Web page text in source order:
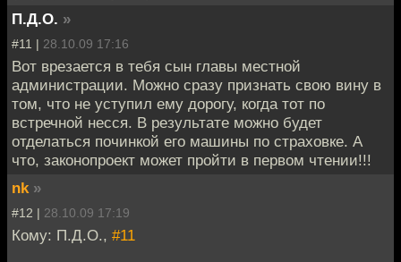
П.Д.О. »
#11 | 28.10.09 17:16
Вот врезается в тебя сын главы местной
администрации. Можно сразу признать свою вину в
том, что не уступил ему дорогу, когда тот по
встречной несся. В результате можно будет
отделаться починкой его машины по страховке. А
что, законопроект может пройти в первом чтении!!!
nk »
#12 | 28.10.09 17:19
Кому: П.Д.О., #11